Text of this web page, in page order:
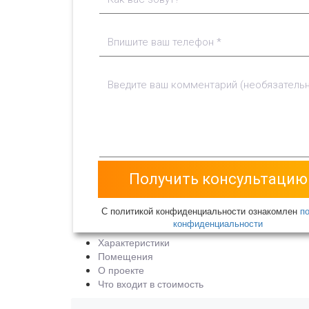
С политикой конфиденциальности ознакомлен
конфиденциальности
Характеристики
Помещения
О проекте
Что входит в стоимость